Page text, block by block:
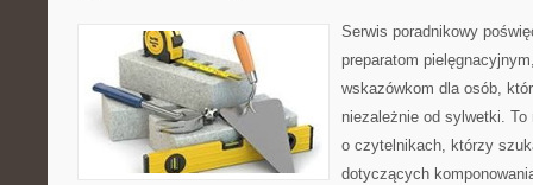
Serwis poradnikowy
preparatom
wskazówkom dla osób,
niezależnie od sylwetki.
o czytelnikach, którzy
dotyczących